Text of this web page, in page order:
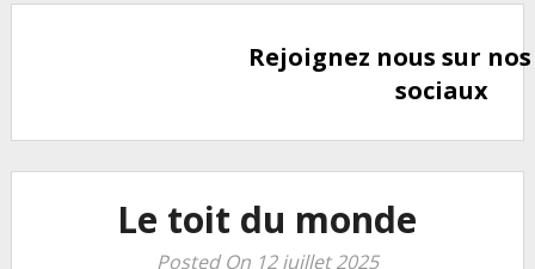
Rejoignez nous sur
sociaux
Le toit du monde
Posted On 12 juillet 2025